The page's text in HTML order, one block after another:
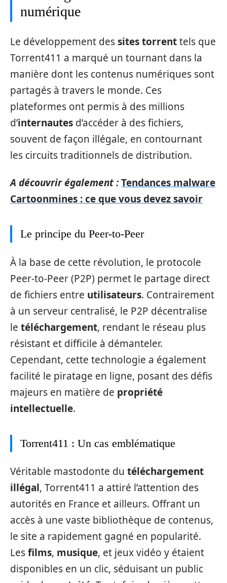
numérique
Le développement dessites torrenttels que
Torrent411 a marqué un tournant dans la
manière dont les contenus numériques sont
partagés à travers le monde. Ces
plateformes ont permis à des millions
d’internautes d’accéder à des fichiers,
souvent de façon illégale, en contournant
les circuits traditionnels de distribution.
A découvrir également :Tendances malware
Cartoonmines : ce que vous devez savoir
Le principe du Peer-to-Peer
À la base de cette révolution, le protocole
Peer-to-Peer (P2P) permet le partage direct
de fichiers entre utilisateurs. Contrairement
à un serveur centralisé, le P2P décentralise
le téléchargement, rendant le réseau plus
résistant et difficile à démanteler.
Cependant, cette technologie a également
facilité le piratage en ligne, posant des défis
majeurs en matière de propriété
intellectuelle.
Torrent411 : Un cas emblématique
Véritable mastodonte du téléchargement
illégal, Torrent411 a attiré l’attention des
autorités en France et ailleurs. Offrant un
accès à une vaste bibliothèque de contenus,
le site a rapidement gagné en popularité.
Lesfilms, musique, et jeux vidéo y étaient
disponibles en un clic, séduisant un public